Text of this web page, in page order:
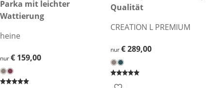
€ 159,00
Parka mit leichter
Wattierung
heine
€ 159,00
nur€ 159,00
Qualität
CREATION L PREMIUM
€ 289,00
nur€ 289,00